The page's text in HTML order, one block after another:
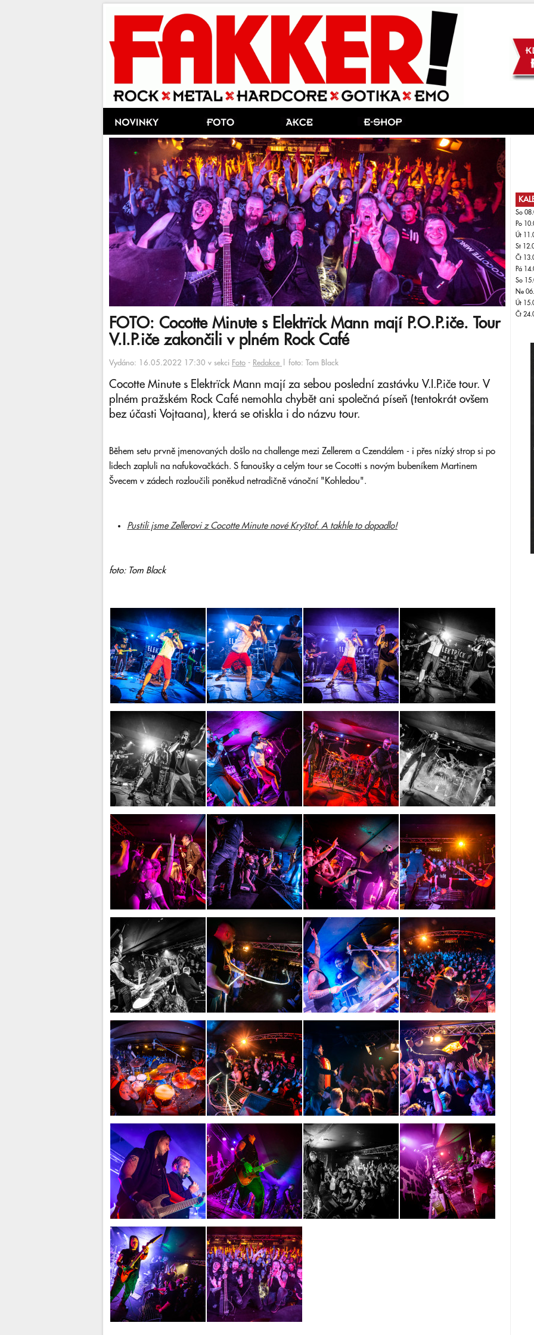
FOTO: Cocotte Minute s Elektrïck Mann mají P.O.P.iče. Tour
V.I.P.iče zakončili v plném Rock Café
Vydáno: 16.05.2022 17:30 v sekci Foto - Redakce | foto: Tom Black
Cocotte Minute s Elektrïck Mann mají za sebou poslední zastávku V.I.P.iče tour. V
plném pražském Rock Café nemohla chybět ani společná píseň (tentokrát ovšem
bez účasti Vojtaana), která se otiskla i do názvu tour.
Během setu prvně jmenovaných došlo na challenge mezi Zellerem a Czendálem - i přes nízký strop si po
lidech zapluli na nafukovačkách. S fanoušky a celým tour se Cocotti s novým bubeníkem Martinem
Švecem v zádech rozloučili poněkud netradičně vánoční "Kohledou".
Pustili jsme Zellerovi z Cocotte Minute nové Kryštof. A takhle to dopadlo!
foto: Tom Black
So
Po
Út
St
Čt
Pá
So
Ne
Út
Čt